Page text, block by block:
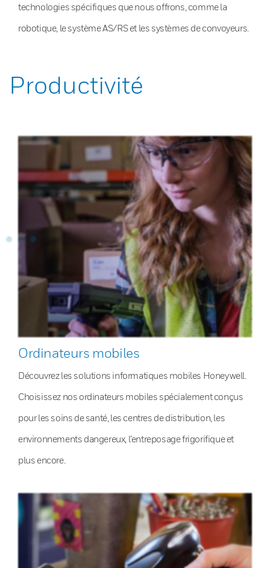
technologies spécifiques que nous offrons, comme la
robotique, le système AS/RS et les systèmes de convoyeurs.
Productivité
Ordinateurs mobiles
Découvrez les solutions informatiques mobiles Honeywell.
Choisissez nos ordinateurs mobiles spécialement conçus
pour les soins de santé, les centres de distribution, les
environnements dangereux, l’entreposage frigorifique et
plus encore.